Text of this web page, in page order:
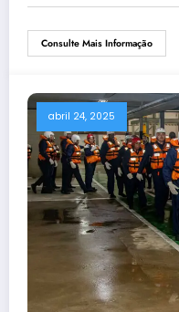
Consulte Mais Informação
abril 24, 2025